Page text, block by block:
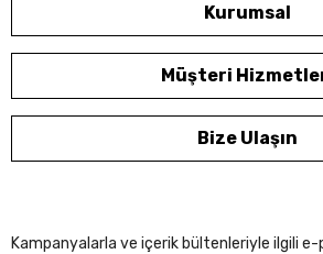
Kurumsal
Müşteri
Bize Ulaşın
Kampanyalarla ve içerik bültenleriyle ilgili